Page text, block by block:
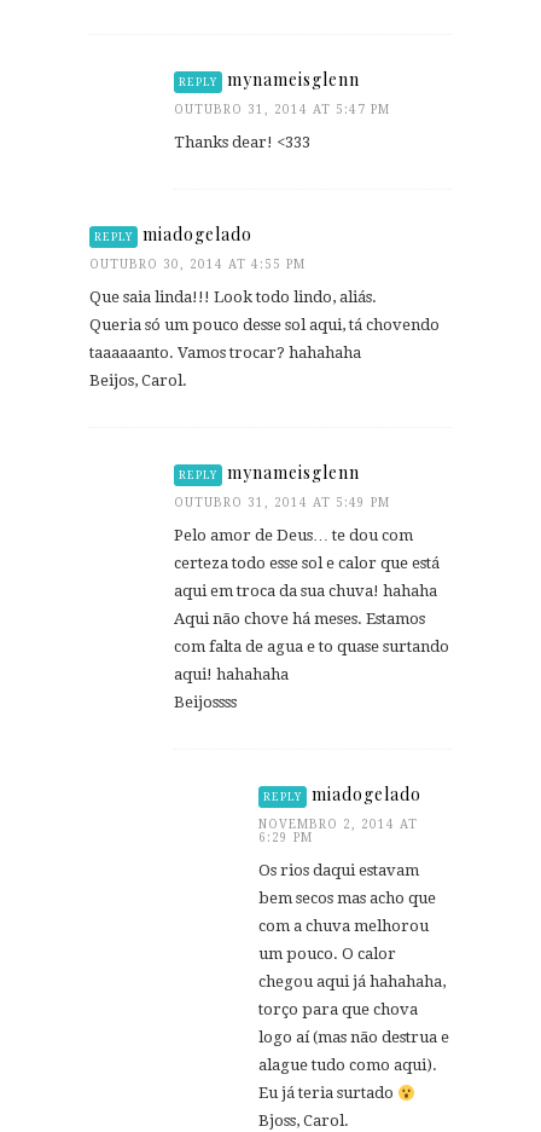
REPLY mynameisglenn
OUTUBRO 31, 2014 AT 5:47 PM
Thanks dear! <333
REPLY miadogelado
OUTUBRO 30, 2014 AT 4:55 PM
Que saia linda!!! Look todo lindo, aliás.
Queria só um pouco desse sol aqui, tá chovendo
taaaaaanto. Vamos trocar? hahahaha
Beijos, Carol.
REPLY mynameisglenn
OUTUBRO 31, 2014 AT 5:49 PM
Pelo amor de Deus… te dou com
certeza todo esse sol e calor que está
aqui em troca da sua chuva! hahaha
Aqui não chove há meses. Estamos
com falta de agua e to quase surtando
aqui! hahahaha
Beijossss
REPLY miadogelado
NOVEMBRO 2, 2014 AT
6:29 PM
Os rios daqui estavam
bem secos mas acho que
com a chuva melhorou
um pouco. O calor
chegou aqui já hahahaha,
torço para que chova
logo aí (mas não destrua e
alague tudo como aqui).
Eu já teria surtado
Bjoss, Carol.